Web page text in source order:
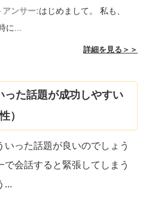
アンサー:はじめまして。 私も、
に...
詳細を見る＞＞
った話題が成功しやすい
）
いった話題が良いのでしょう
で会話すると緊張してしまう
...